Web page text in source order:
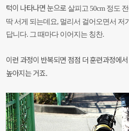
턱이 나타나면 눈으로 살피고 50cm 정도
딱 서게 되는데요, 멀리서 걸어오면서 저
답니다. 그 때마다 이어지는 칭찬.
이런 과정이 반복되면 점점 더 훈련과정에
높아지는 거죠.